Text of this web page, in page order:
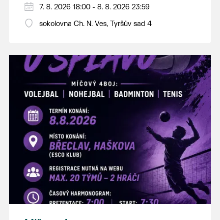
PÁTEK 7. srpna
18:00 - ruční stavění máje
14:00 - krojový průvod pro stárky od
hostince “U Buvola”
16:00 - odpolední zábava na sokolovně
21:00 - večerní zábava
K tanci a poslechu bude hrát DH
Lanžhotčané.
Těšíme se na Vás!
7. 8. 2026 18:00 - 8. 8. 2026 23:59
sokolovna Ch. N. Ves, Tyršův sad 4